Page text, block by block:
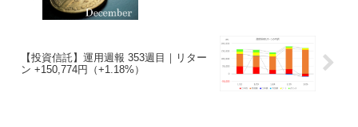
【投資信託】運用週報 353週目｜リター
ン +150,774円（+1.18%）